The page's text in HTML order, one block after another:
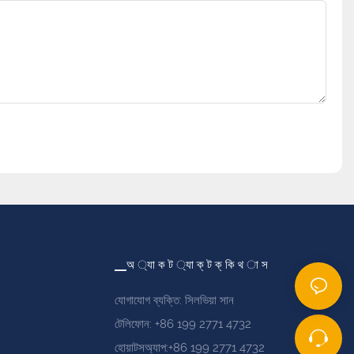
▁অ ্যা ক ট ্যা ক্ ট ক্ কি থ া স
যোগাযোগ ব্যক্তি: সিলভিয়া সান
টেলিফোন: +86 199 2771 4732
হোয়াটসঅ্যাপ:+86 199 2771 4732